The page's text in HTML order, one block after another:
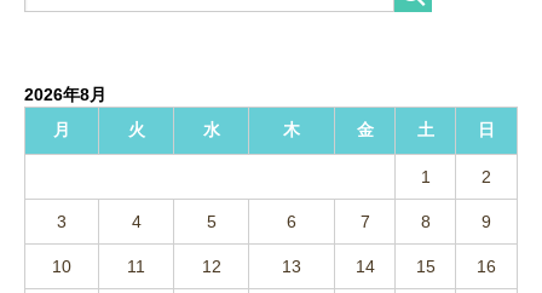
2026年8月
月
火 水 木 金 土 日
1 2
3 4 5 6 7 8 9
10 11 12 13 14 15 16